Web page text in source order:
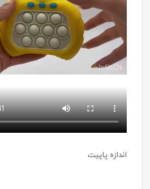
اندازه پاپیت